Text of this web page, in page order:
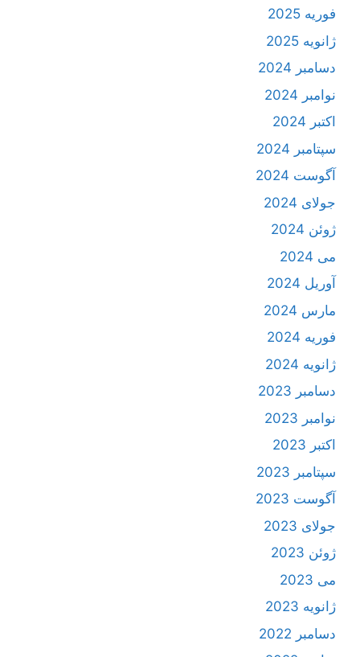
فوریه 2025
ژانویه 2025
دسامبر 2024
نوامبر 2024
اکتبر 2024
سپتامبر 2024
آگوست 2024
جولای 2024
ژوئن 2024
می 2024
آوریل 2024
مارس 2024
فوریه 2024
ژانویه 2024
دسامبر 2023
نوامبر 2023
اکتبر 2023
سپتامبر 2023
آگوست 2023
جولای 2023
ژوئن 2023
می 2023
ژانویه 2023
دسامبر 2022